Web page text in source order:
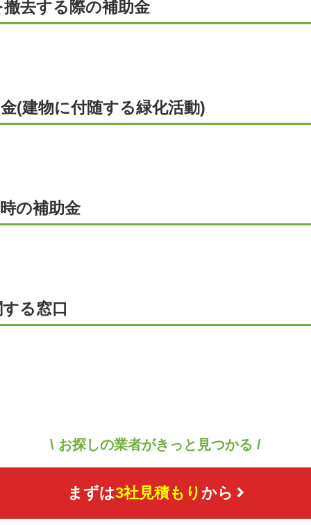
去する際の補助金
(建物に付随する緑化活動)
の補助金
る窓口
\ お探しの業者がきっと見つかる /
まずは3社見積もり から